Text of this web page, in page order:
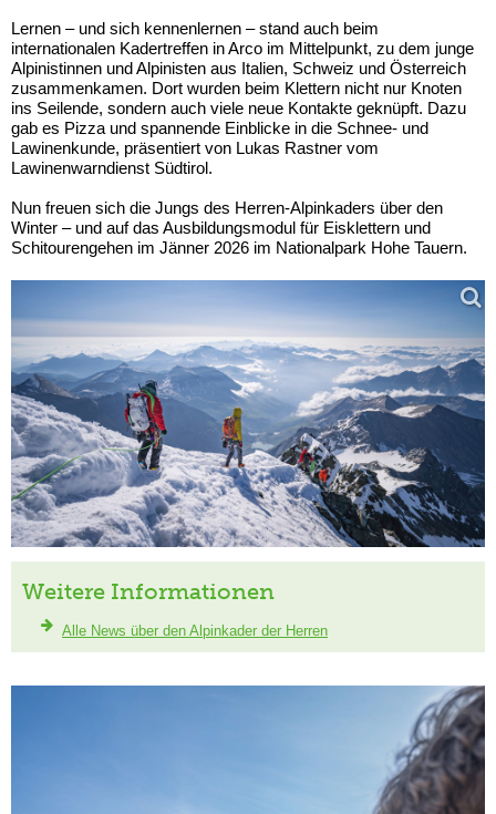
Lernen – und sich kennenlernen – stand auch beim
internationalen Kadertreffen in Arco im Mittelpunkt, zu dem junge
Alpinistinnen und Alpinisten aus Italien, Schweiz und Österreich
zusammenkamen. Dort wurden beim Klettern nicht nur Knoten
ins Seilende, sondern auch viele neue Kontakte geknüpft. Dazu
gab es Pizza und spannende Einblicke in die Schnee- und
Lawinenkunde, präsentiert von Lukas Rastner vom
Lawinenwarndienst Südtirol.
Nun freuen sich die Jungs des Herren-Alpinkaders über den
Winter – und auf das Ausbildungsmodul für Eisklettern und
Schitourengehen im Jänner 2026 im Nationalpark Hohe Tauern.
Weitere Informationen
Alle News über den Alpinkader der Herren